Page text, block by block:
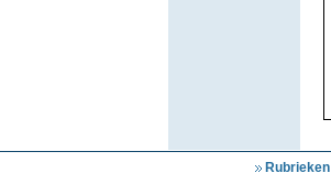
Rubrieken